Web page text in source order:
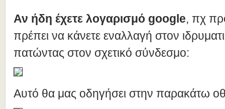
Αν ήδη έχετε λογαρισμό google, πχ
πρέπει να κάνετε εναλλαγή στον
πατώντας στον σχετικό σύνδεσμο:
Αυτό θα μας οδηγήσει στην παρακάτω